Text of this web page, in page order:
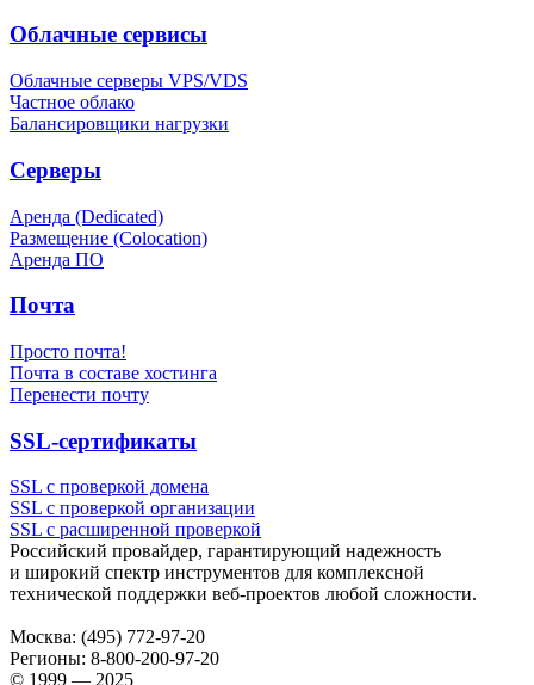
Облачные сервисы
Облачные серверы VPS/VDS
Частное облако
Балансировщики нагрузки
Серверы
Аренда (Dedicated)
Размещение (Colocation)
Аренда ПО
Почта
Просто почта!
Почта в составе хостинга
Перенести почту
SSL-сертификаты
SSL с проверкой домена
SSL с проверкой организации
SSL с расширенной проверкой
Российский провайдер, гарантирующий надежность
и широкий спектр инструментов для комплексной
технической поддержки веб-проектов любой сложности.
Москва: (495) 772-97-20
Регионы: 8-800-200-97-20
© 1999 — 2025